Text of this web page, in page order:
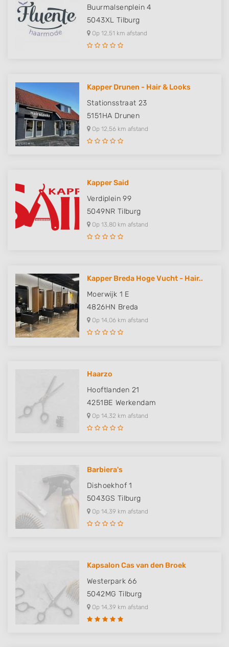
Buurmalsenplein 4
5043XL Tilburg
Op 12,51 km afstand
Kapper Drunen - Hair & Looks
Stationsstraat 23
5151HA Drunen
Op 12,56 km afstand
Kapper Said
Verdiplein 99
5049NR Tilburg
Op 13,80 km afstand
Kapper Breda Hoge Vucht - Hair..
Moerwijk 1 E
4826HN Breda
Op 14,06 km afstand
Haarzo
Hooftlanden 21
4251BE Werkendam
Op 14,32 km afstand
Barbiera's
Dishoekhof 1
5043GS Tilburg
Op 14,39 km afstand
Kapsalon Cas van den Broek
Westerpark 66
5042MG Tilburg
Op 14,39 km afstand